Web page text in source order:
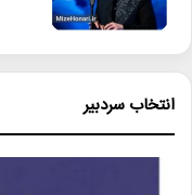
انتخاب سردبیر